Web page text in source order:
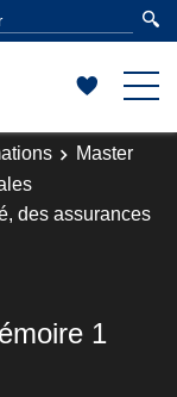
Master
des assurances
1